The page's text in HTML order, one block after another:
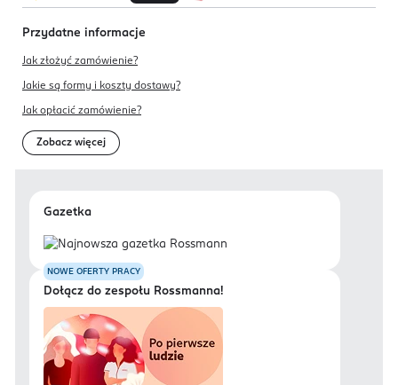
Przydatne informacje
Jak złożyć zamówienie?
Jakie są formy i koszty dostawy?
Jak opłacić zamówienie?
Zobacz więcej
Gazetka
NOWE OFERTY PRACY
Dołącz do zespołu Rossmanna!